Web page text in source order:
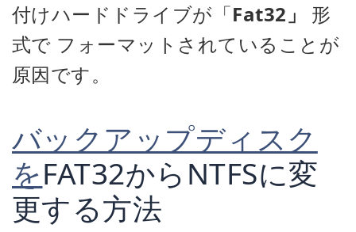
付けハードドライブが「Fat32」
形
式で フォーマットされていることが
原因です。
バックアップディスク
をFAT32からNTFSに変
更する方法